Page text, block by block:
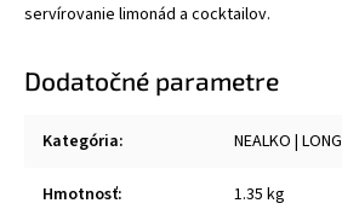
servírovanie limonád a cocktailov.
Dodatočné parametre
Kategória: NEALKO | LONG
Hmotnosť: 1.35 kg